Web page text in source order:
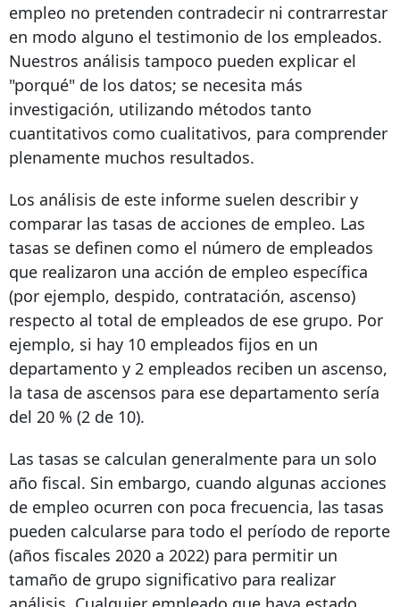
empleo no pretenden contradecir ni contrarrestar
en modo alguno el testimonio de los empleados.
Nuestros análisis tampoco pueden explicar el
"porqué" de los datos; se necesita más
investigación, utilizando métodos tanto
cuantitativos como cualitativos, para comprender
plenamente muchos resultados.
Los análisis de este informe suelen describir y
comparar las tasas de acciones de empleo. Las
tasas se definen como el número de empleados
que realizaron una acción de empleo específica
(por ejemplo, despido, contratación, ascenso)
respecto al total de empleados de ese grupo. Por
ejemplo, si hay 10 empleados fijos en un
departamento y 2 empleados reciben un ascenso,
la tasa de ascensos para ese departamento sería
del 20 % (2 de 10).
Las tasas se calculan generalmente para un solo
año fiscal. Sin embargo, cuando algunas acciones
de empleo ocurren con poca frecuencia, las tasas
pueden calcularse para todo el período de reporte
(años fiscales 2020 a 2022) para permitir un
tamaño de grupo significativo para realizar